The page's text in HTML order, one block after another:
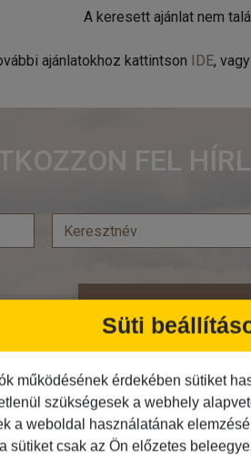
A keresett ajánlat nem
ajánlatokhoz kattintson IDE,
FEL
Feliratkozás
Busszal
1
Süti
működésének érdekében sütiket
szükségesek a webhely
a weboldal használatának
sütiket csak az Ön előzetes